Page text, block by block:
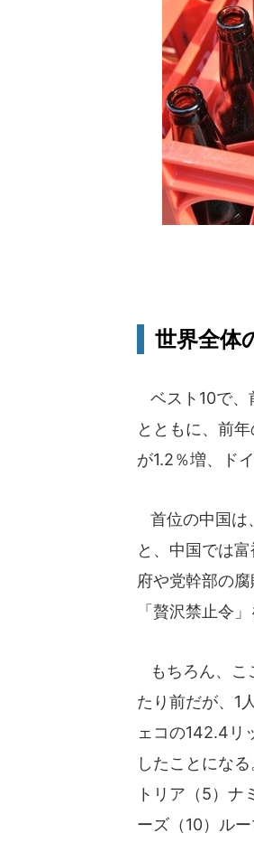
世界全体
ベスト10で、
とともに、前
が1.2％増、ド
首位の中国は
と、中国では
府や党幹部の
「贅沢禁止令
もちろん、こ
たり前だが、1
ェコの142.4リ
したことにな
トリア（5）ナ
ーズ（10）ル